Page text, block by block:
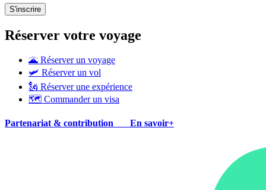
Réserver votre voyage
🌋 Réserver un voyage
🛩 Réserver un vol
🗽 Réserver une expérience
🗺 Commander un visa
Partenariat & contribution En savoir+